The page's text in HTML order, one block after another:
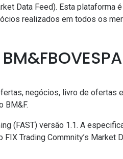
Data Feed). Esta plataforma
realizados em todos os
negócios, livro de ofertas
BM&F.
(FAST) versão 1.1. A
Trading Commnity’s Market